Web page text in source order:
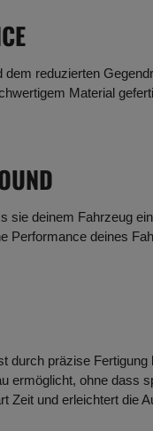
dem reduzierten
Material
sie deinem Fahrzeug
Performance deines
durch präzise
ermöglicht, ohne dass
Zeit und erleichtert die